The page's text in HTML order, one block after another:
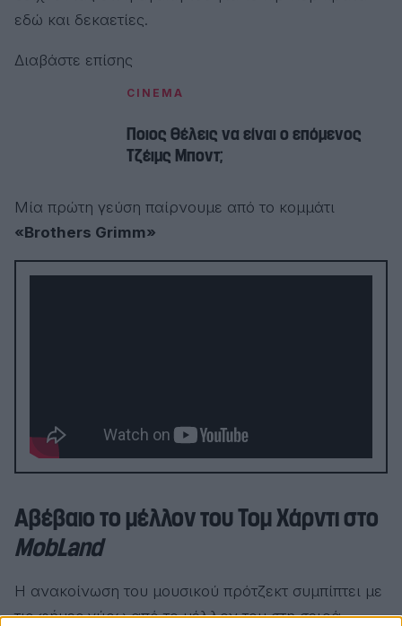
εδώ και δεκαετίες.
Διαβάστε επίσης
CINEMA
Ποιος θέλεις να είναι ο επόμενος
Τζέιμς Μποντ;
Μία πρώτη γεύση παίρνουμε από το κομμάτι
«Brothers Grimm»
Αβέβαιο το μέλλον του Τομ Χάρντι στο
MobLand
Η ανακοίνωση του μουσικού πρότζεκτ συμπίπτει με
τις φήμες γύρω από το μέλλον του στη σειρά